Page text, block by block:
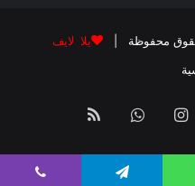
يلا لايف
انستقرامواتساب
الموقع